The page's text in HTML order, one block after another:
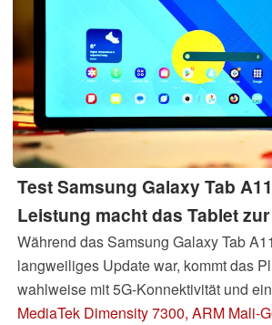
Test Samsung Galaxy Tab
Leistung macht das Tablet
Während das Samsung Galaxy Tab
langweiliges Update war, kommt das
wahlweise mit 5G-Konnektivität und
Preisklasse sehr flotten SoC. Damit
MediaTek Dimensity 7300, ARM Mali-